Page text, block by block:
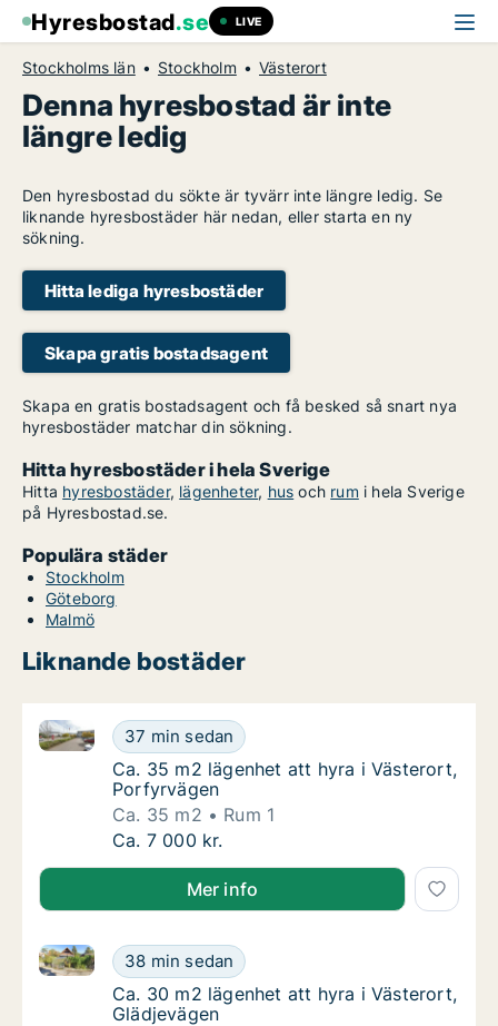
Hyresbostad.se LIVE
Stockholms län Stockholm Västerort
Denna hyresbostad är inte
längre ledig
Den hyresbostad du sökte är tyvärr inte längre ledig. Se
liknande hyresbostäder här nedan, eller starta en ny
sökning.
Hitta lediga hyresbostäder
Skapa gratis bostadsagent
Skapa en gratis bostadsagent och få besked så snart nya
hyresbostäder matchar din sökning.
Hitta hyresbostäder i hela Sverige
Hitta hyresbostäder, lägenheter, hus och rum i hela Sverige
på Hyresbostad.se.
Populära städer
Stockholm
Göteborg
Malmö
Liknande bostäder
Ca. 35 m2 lägenhet att hyra i Västerort,
37 min sedan
Ca. 35 m2 lägenhet att hyra i Västerort, Porfyrvägen
Ca. 35 m2 lägenhet att hyra i Västerort,
Ca. 35 m2 lägenhet att hyra i Västerort,
Porfyrvägen
Ca. 35 m2
Rum 1
Ca. 35 m2 lägenhet att hyra i Västerort,
Ca. 7 000 kr.
Mer info
Ca. 30 m2 lägenhet att hyra i Västerort,
38 min sedan
Ca. 30 m2 lägenhet att hyra i Västerort, Glädjevägen
Ca. 30 m2 lägenhet att hyra i Västerort,
Ca. 30 m2 lägenhet att hyra i Västerort,
Glädjevägen